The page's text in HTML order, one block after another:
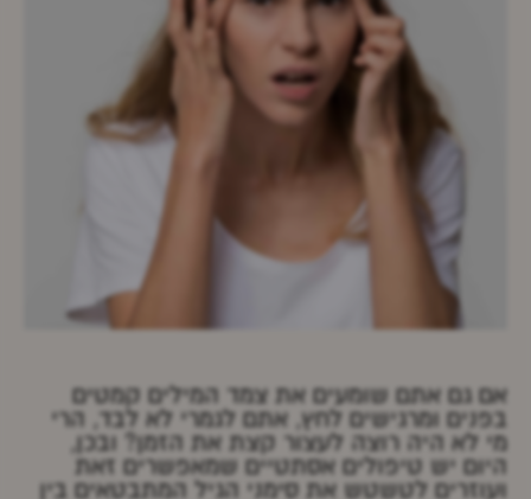
אם גם אתם שומעים את צמד המילים קמטים
בפנים ומרגישים לחץ, אתם לגמרי לא לבד, הרי
מי לא היה רוצה לעצור קצת את הזמן? ובכן,
היום יש טיפולים אסתטיים שמאפשרים זאת
ועוזרים לטשטש את סימני הגיל המתבטאים בין